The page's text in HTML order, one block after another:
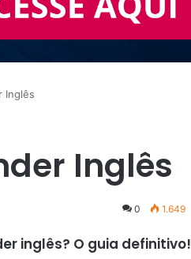
Inglês
Inglês
0 1.649
inglês? O guia definitivo!